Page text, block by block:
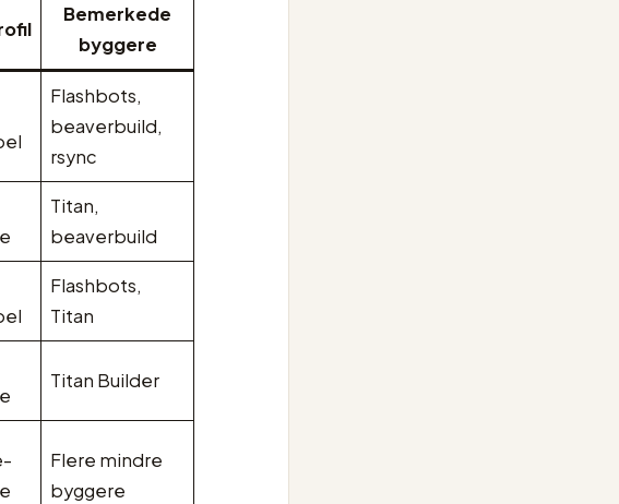
Bemerkede
byggere
Flashbots,
beaverbuild,
rsync
Titan,
beaverbuild
Flashbots,
Titan
Titan Builder
Flere mindre
byggere